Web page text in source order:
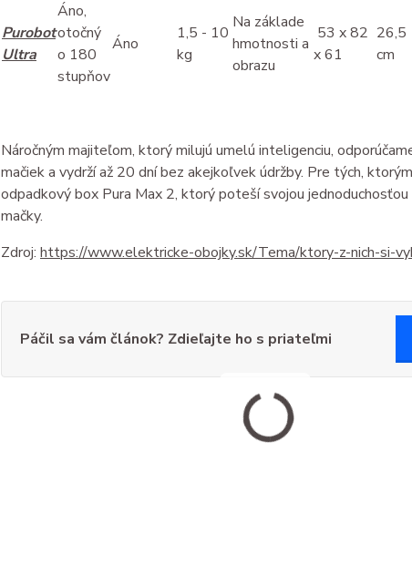
Purobot
Ultra
Áno,
otočný
o 180
stupňov
Áno
1,5 - 10
kg
Na základe
hmotnosti a
obrazu
53 x 82
x 61
26,5
cm
Náročným majiteľom, ktorý milujú umelú inteligenciu,
mačiek a vydrží až 20 dní bez akejkoľvek údržby. Pre tých,
odpadkový box Pura Max 2, ktorý poteší svojou
mačky.
Zdroj: https://www.elektricke-obojky.sk/Tema/ktory-z-nich-si-
Páčil sa vám článok? Zdieľajte ho s priateľmi